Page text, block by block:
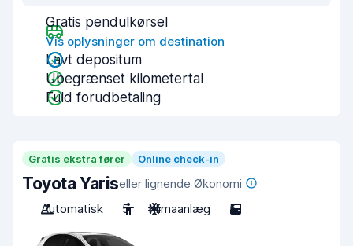
Gratis pendulkørsel
Vis oplysninger om destination
Lavt depositum
Ubegrænset kilometertal
Fuld forudbetaling
Gratis ekstra fører Online check-in
Toyota Yariseller lignende Økonomi
Automatisk
5 Klimaanlæg 5